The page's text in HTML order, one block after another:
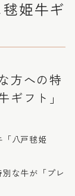
姫牛ギ
方への特
ギフト」
八戸毬姫
な牛が「プレ